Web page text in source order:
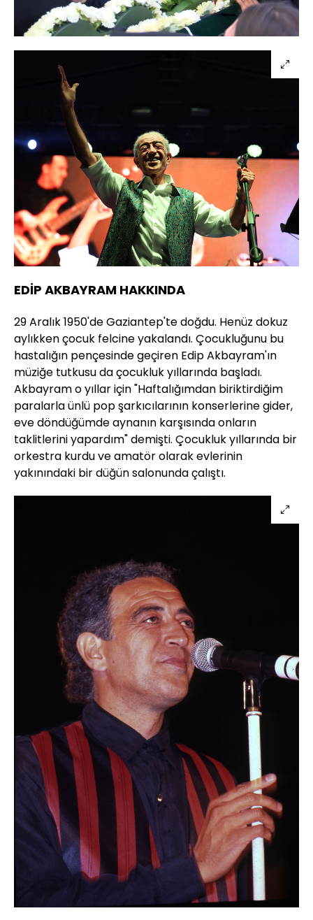
Sesi
Aç
14.87%
Oynatma
Hızı
EDİP AKBAYRAM HAKKINDA
29 Aralık 1950'de Gaziantep'te doğdu. Henüz dokuz
aylıkken çocuk felcine yakalandı. Çocukluğunu bu
hastalığın pençesinde geçiren Edip Akbayram'ın
müziğe tutkusu da çocukluk yıllarında başladı.
Akbayram o yıllar için "Haftalığımdan biriktirdiğim
paralarla ünlü pop şarkıcılarının konserlerine gider,
eve döndüğümde aynanın karşısında onların
taklitlerini yapardım" demişti. Çocukluk yıllarında bir
orkestra kurdu ve amatör olarak evlerinin
yakınındaki bir düğün salonunda çalıştı.